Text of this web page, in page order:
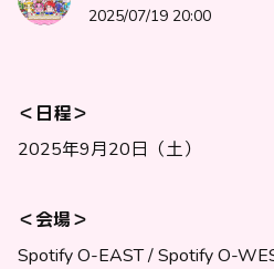
2025/07/19 20:00
＜日程＞
2025年9月20日（土）
＜会場＞
Spotify O-EAST / Spotify O-